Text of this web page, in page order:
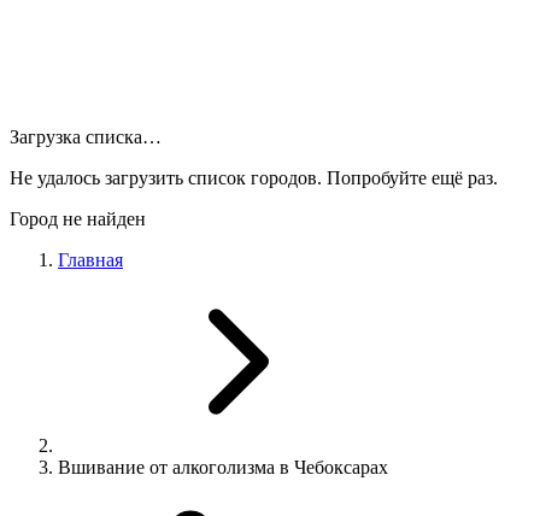
Загрузка списка…
Не удалось загрузить список городов. Попробуйте ещё раз.
Город не найден
Главная
Вшивание от алкоголизма в Чебоксарах